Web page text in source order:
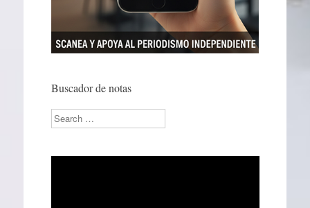
Buscador de notas
Search